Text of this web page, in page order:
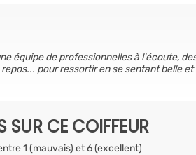
équipe de professionnelles à l'écoute,
pour ressortir en se sentant belle
SUR CE COIFFEUR
1 (mauvais) et 6 (excellent)